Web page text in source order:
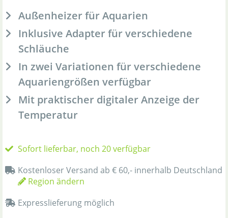
Außenheizer für Aquarien
Inklusive Adapter für verschiedene
Schläuche
In zwei Variationen für verschiedene
Aquariengrößen verfügbar
Mit praktischer digitaler Anzeige der
Temperatur
Sofort lieferbar, noch 20 verfügbar
Kostenloser Versand ab € 60,- innerhalb Deutschland
Region ändern
Expresslieferung möglich